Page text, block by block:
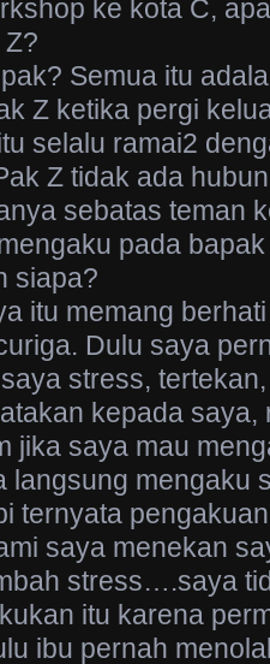
ke kota C,
Semua itu
Z ketika pergi
selalu ramai2
Z tidak ada
sebatas teman
pada
siapa?
itu memang
Dulu saya
stress,
kepada saya,
jika saya mau
langsung mengaku
ternyata
saya menekan
stress….saya
itu karena
ibu pernah